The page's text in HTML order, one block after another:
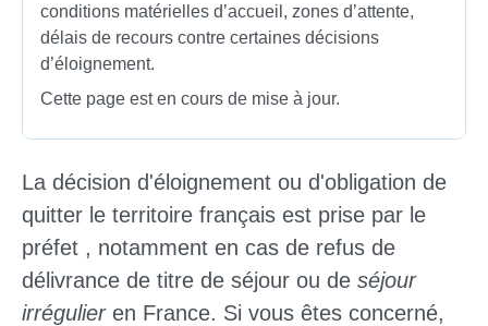
conditions matérielles d’accueil, zones d’attente,
délais de recours contre certaines décisions
d’éloignement.
Cette page est en cours de mise à jour.
La décision d'éloignement ou d'obligation de
quitter le territoire français est prise par le
préfet , notamment en cas de refus de
délivrance de titre de séjour ou de séjour
irrégulier en France. Si vous êtes concerné,